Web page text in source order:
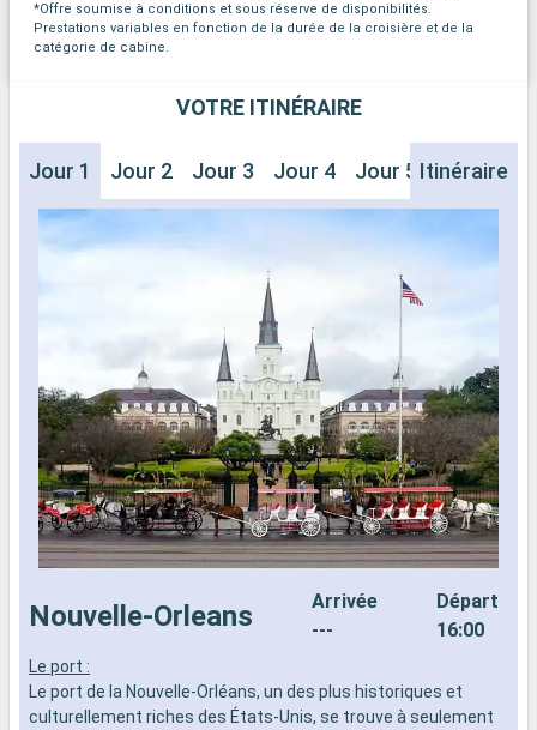
*Offre soumise à conditions et sous réserve de disponibilités.
Prestations variables en fonction de la durée de la croisière et de la
catégorie de cabine.
VOTRE ITINÉRAIRE
Jour 1 Jour 2 Jour 3 Jour 4 Jour 5 Jour 6
Itinéraire
Nouvelle-Orleans
Arrivée
---
Départ
16:00
Le port :
Le port de la Nouvelle-Orléans, un des plus historiques et
culturellement riches des États-Unis, se trouve à seulement